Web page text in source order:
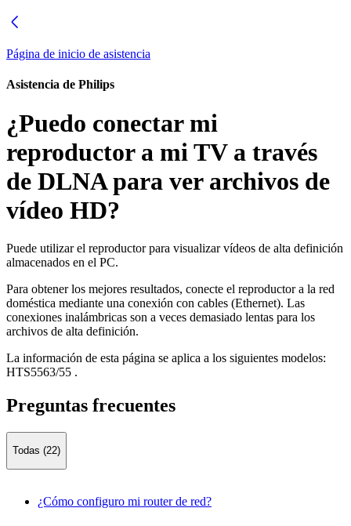
Página de inicio de asistencia
Asistencia de Philips
¿Puedo conectar mi
reproductor a mi TV a través
de DLNA para ver archivos de
vídeo HD?
Puede utilizar el reproductor para visualizar vídeos de alta definición
almacenados en el PC.
Para obtener los mejores resultados, conecte el reproductor a la red
doméstica mediante una conexión con cables (Ethernet). Las
conexiones inalámbricas son a veces demasiado lentas para los
archivos de alta definición.
La información de esta página se aplica a los siguientes modelos:
HTS5563/55 .
Preguntas frecuentes
Todas (22)
¿Cómo configuro mi router de red?